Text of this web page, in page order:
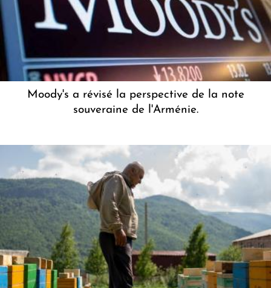
Moody's a révisé la perspective de la note
souveraine de l'Arménie.